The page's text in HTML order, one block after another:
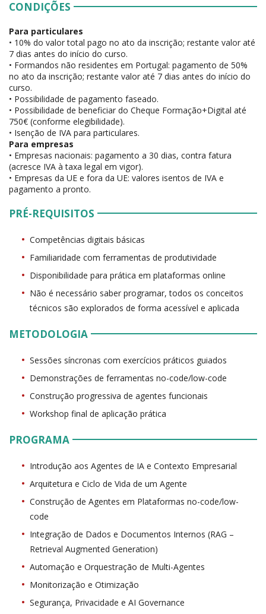
CONDIÇÕES
Para particulares
• 10% do valor total pago no ato da inscrição; restante valor até
7 dias antes do início do curso.
• Formandos não residentes em Portugal: pagamento de 50%
no ato da inscrição; restante valor até 7 dias antes do início do
curso.
• Possibilidade de pagamento faseado.
• Possibilidade de beneficiar do Cheque Formação+Digital até
750€ (conforme elegibilidade).
• Isenção de IVA para particulares.
Para empresas
• Empresas nacionais: pagamento a 30 dias, contra fatura
(acresce IVA à taxa legal em vigor).
• Empresas da UE e fora da UE: valores isentos de IVA e
pagamento a pronto.
PRÉ-REQUISITOS
Competências digitais básicas
Familiaridade com ferramentas de produtividade
Disponibilidade para prática em plataformas online
Não é necessário saber programar, todos os conceitos
técnicos são explorados de forma acessível e aplicada
METODOLOGIA
Sessões síncronas com exercícios práticos guiados
Demonstrações de ferramentas no-code/low-code
Construção progressiva de agentes funcionais
Workshop final de aplicação prática
PROGRAMA
Introdução aos Agentes de IA e Contexto Empresarial
Arquitetura e Ciclo de Vida de um Agente
Construção de Agentes em Plataformas no-code/low-
code
Integração de Dados e Documentos Internos (RAG –
Retrieval Augmented Generation)
Automação e Orquestração de Multi-Agentes
Monitorização e Otimização
Segurança, Privacidade e AI Governance